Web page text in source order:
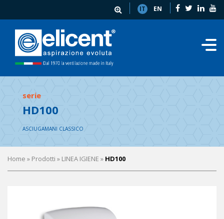
IT EN
serie
HD100
ASCIUGAMANI CLASSICO
Home » Prodotti » LINEA IGIENE » HD100